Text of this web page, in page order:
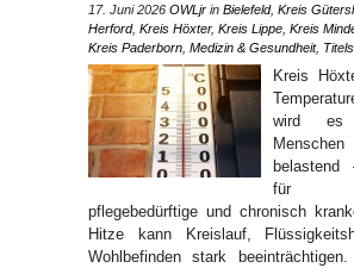
17. Juni 2026 OWLjr in Bielefeld, Kreis
Herford, Kreis Höxter, Kreis Lippe Kreis
Kreis Paderborn Medizin & Gesundheit,
Kreis
wird
belastend
für
pflegebedürftige und chronisch
Hitze kann Kreislauf,
Wohlbefinden stark